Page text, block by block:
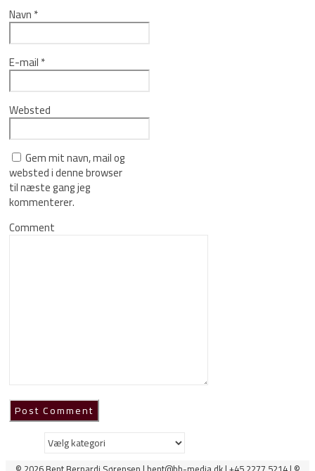
Navn*
E-mail*
Websted
Gem mit navn, mail og
websted i denne browser
til næste gang jeg
kommenterer.
Comment
Kategorier